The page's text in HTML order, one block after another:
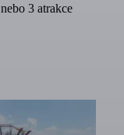
3 atrakce